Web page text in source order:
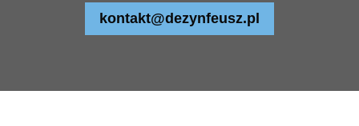
kontakt@dezynfeusz.pl